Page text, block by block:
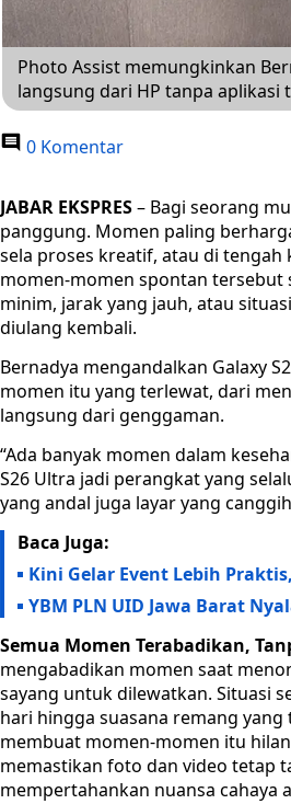
Photo Assist memungkinkan
langsung dari HP tanpa aplikasi
0 Komentar
JABAR EKSPRES– Bagi seorang
panggung. Momen paling
sela proses kreatif, atau di
momen-momen spontan tersebut
minim, jarak yang jauh, atau
diulang kembali.
Bernadya mengandalkan Galaxy
momen itu yang terlewat, dari
langsung dari genggaman.
“Ada banyak momen dalam
S26 Ultra jadi perangkat yang
yang andal juga layar yang
Baca Juga:
Kini Gelar Event Lebih
YBM PLN UID Jawa Barat
Semua Momen Terabadikan,
mengabadikan momen saat
sayang untuk dilewatkan. Situasi
hari hingga suasana remang
membuat momen-momen itu
memastikan foto dan video tetap
mempertahankan nuansa cahaya